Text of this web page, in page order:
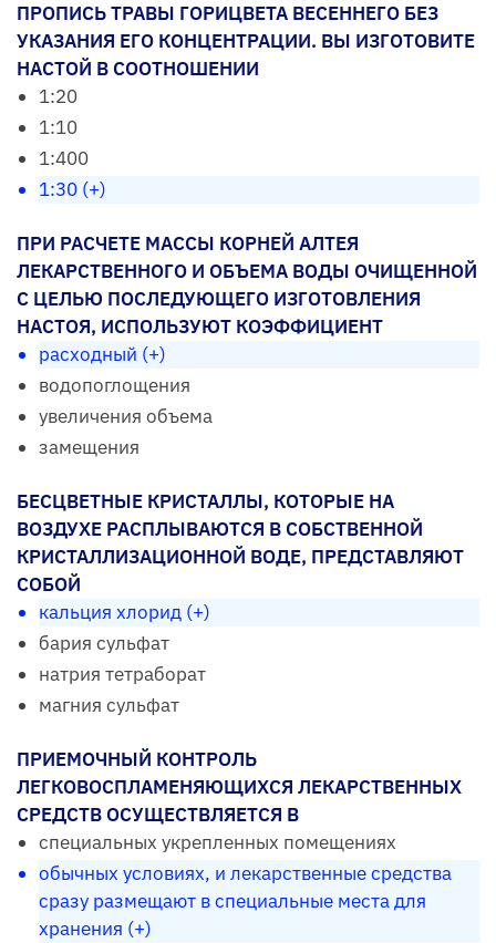
ПРОПИСЬ ТРАВЫ ГОРИЦВЕТА ВЕСЕННЕГО БЕЗ
УКАЗАНИЯ ЕГО КОНЦЕНТРАЦИИ. ВЫ ИЗГОТОВИТЕ
НАСТОЙ В СООТНОШЕНИИ
1:20
1:10
1:400
1:30 (+)
ПРИ РАСЧЕТЕ МАССЫ КОРНЕЙ АЛТЕЯ
ЛЕКАРСТВЕННОГО И ОБЪЕМА ВОДЫ ОЧИЩЕННОЙ
С ЦЕЛЬЮ ПОСЛЕДУЮЩЕГО ИЗГОТОВЛЕНИЯ
НАСТОЯ, ИСПОЛЬЗУЮТ КОЭФФИЦИЕНТ
расходный (+)
водопоглощения
увеличения объема
замещения
БЕСЦВЕТНЫЕ КРИСТАЛЛЫ, КОТОРЫЕ НА
ВОЗДУХЕ РАСПЛЫВАЮТСЯ В СОБСТВЕННОЙ
КРИСТАЛЛИЗАЦИОННОЙ ВОДЕ, ПРЕДСТАВЛЯЮТ
СОБОЙ
кальция хлорид (+)
бария сульфат
натрия тетраборат
магния сульфат
ПРИЕМОЧНЫЙ КОНТРОЛЬ
ЛЕГКОВОСПЛАМЕНЯЮЩИХСЯ ЛЕКАРСТВЕННЫХ
СРЕДСТВ ОСУЩЕСТВЛЯЕТСЯ В
специальных укрепленных помещениях
обычных условиях, и лекарственные средства
сразу размещают в специальные места для
хранения (+)